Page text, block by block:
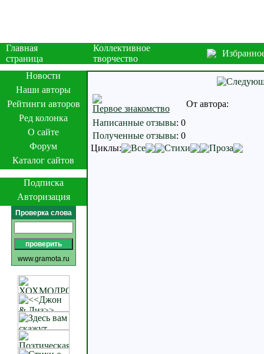
Главная
страница
Коллективное
творчество
Новости
Наши авторы
Рейтинги авторов
Ред колонка
О сайте
Форум
Каталог сайтов
Подписка
Авторизация
Проверка слова
www.gramota.ru
Первое знакомство
От автора:
Написанные отзывы: 0
Полученные отзывы: 0
Циклы:
Все Стихи Проза